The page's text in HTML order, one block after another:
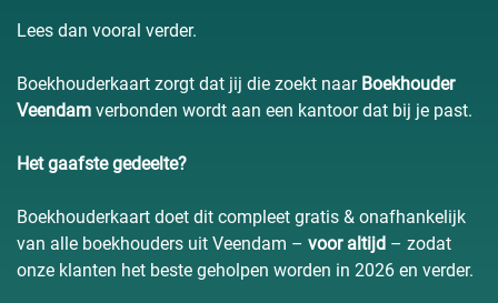
Lees dan vooral verder.
Boekhouderkaart zorgt dat jij die zoekt naar Boekhouder
Veendam verbonden wordt aan een kantoor dat bij je past.
Het gaafste gedeelte?
Boekhouderkaart doet dit compleet gratis & onafhankelijk
van alle boekhouders uit Veendam – voor altijd – zodat
onze klanten het beste geholpen worden in 2026 en verder.